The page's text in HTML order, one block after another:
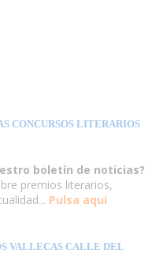
CONCURSOS LITERARIOS
boletín de noticias?
premios literarios,
Pulsa aqui
VALLECAS CALLE DEL